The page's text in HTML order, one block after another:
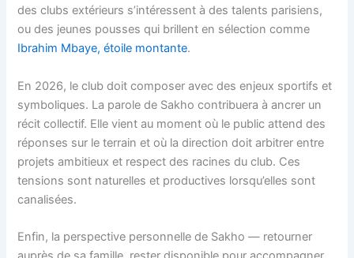
des clubs extérieurs s’intéressent à des talents parisiens,
ou des jeunes pousses qui brillent en sélection comme
Ibrahim Mbaye, étoile montante.
En 2026, le club doit composer avec des enjeux sportifs et
symboliques. La parole de Sakho contribuera à ancrer un
récit collectif. Elle vient au moment où le public attend des
réponses sur le terrain et où la direction doit arbitrer entre
projets ambitieux et respect des racines du club. Ces
tensions sont naturelles et productives lorsqu’elles sont
canalisées.
Enfin, la perspective personnelle de Sakho — retourner